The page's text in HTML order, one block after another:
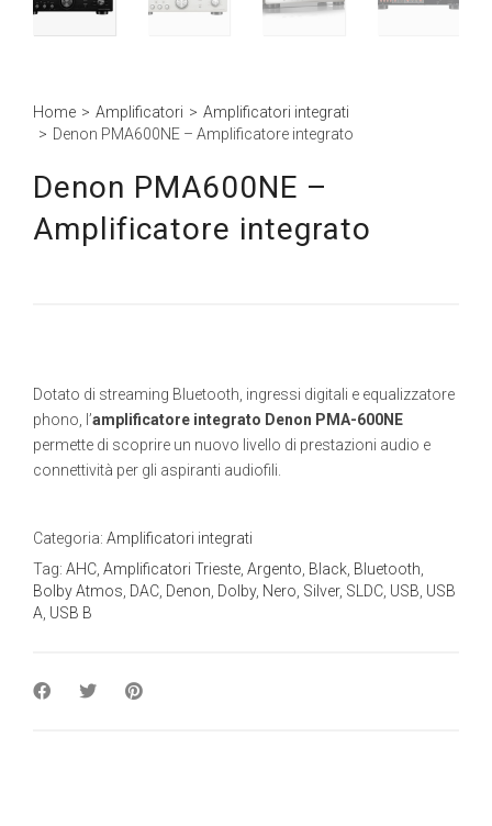
Home > Amplificatori > Amplificatori integrati
> Denon PMA600NE – Amplificatore integrato
Denon PMA600NE –
Amplificatore integrato
Dotato di streaming Bluetooth, ingressi digitali e equalizzatore
phono, l’amplificatore integrato Denon PMA-600NE
permette di scoprire un nuovo livello di prestazioni audio e
connettività per gli aspiranti audiofili.
Categoria: Amplificatori integrati
Tag: AHC, Amplificatori Trieste, Argento, Black, Bluetooth,
Bolby Atmos, DAC, Denon, Dolby, Nero, Silver, SLDC, USB, USB
A, USB B